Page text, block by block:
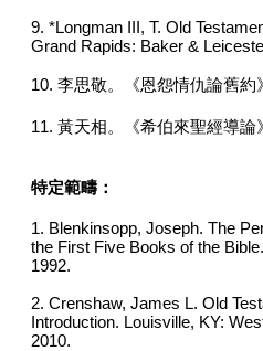
9. *Longman III, T. Old
Grand Rapids: Baker &
10. 李思敬。《恩怨情仇論舊約
11. 黃天相。《希伯來聖經導論
特定範疇：
1. Blenkinsopp, Joseph. The
the First Five Books of the
1992.
2. Crenshaw, James L. Old
Introduction. Louisville, KY:
2010.